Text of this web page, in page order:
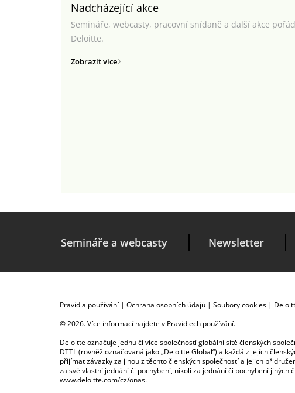
Nadcházející akce
Semináře, webcasty, pracovní snídaně a další akce
Deloitte.
Zobrazit více
Semináře a webcasty Newsletter
Pravidla používání | Ochrana osobních údajů | Soubory cookies |
© 2026. Více informací najdete v Pravidlech používání.
Deloitte označuje jednu či více společností globální sítě členských
DTTL (rovněž označovaná jako „Deloitte Global“) a každá z jejích
přijímat závazky za jinou z těchto členských společností a jejich
za své vlastní jednání či pochybení, nikoli za jednání či pochybení jiných
www.deloitte.com/cz/onas.